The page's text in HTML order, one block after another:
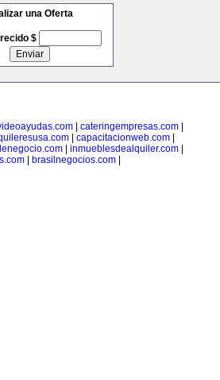
una Oferta
$
| cateringempresas.com|
| capacitacionweb.com|
| inmueblesdealquiler.com|
| brasilnegocios.com|